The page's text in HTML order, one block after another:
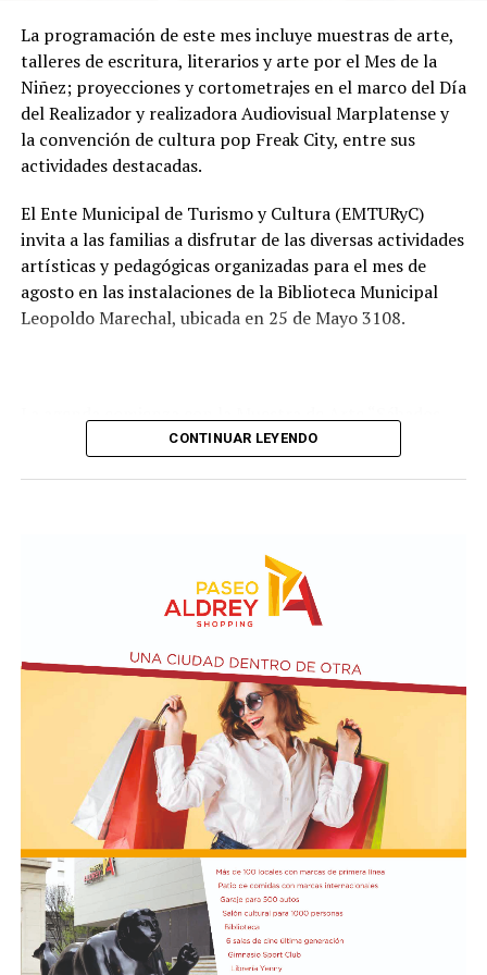
mejorar las condiciones de higiene y salubridad para los
vecinos.
Tras la apertura de sobres, el expediente continuará su
recorrido administrativo con la intervención de la
Comisión de Estudio de Ofertas y Adjudicación, que
tendrá a su cargo la evaluación de las propuestas
obra.
La programación de este mes incluye muestras de arte,
talleres de escritura, literarios y arte por el Mes de la
Niñez; proyecciones y cortometrajes en el marco del Día
del Realizador y realizadora Audiovisual Marplatense y
la convención de cultura pop Freak City, entre sus
actividades destacadas.
El Ente Municipal de Turismo y Cultura (EMTURyC)
invita a las familias a disfrutar de las diversas actividades
artísticas y pedagógicas organizadas para el mes de
agosto en las instalaciones de la Biblioteca Municipal
Leopoldo Marechal, ubicada en 25 de Mayo 3108.
Culturales”, a cargo del grupo Cul Mardel, que se podrá
visitar del 3 al 14 de agosto de manera gratuita.
10 a 12 en la Biblioteca de Autores Marplatenses,
ubicada en el primer piso del edificio.
En relación al Ciclo Mes de la Niñez, este viernes 7 de
agosto a las 17:30 se presentarán “Los cuentos de
Charo” y la narración de poesías populares infantiles a
cargo de María del Rosario Gerez Martínez.
En tanto, el viernes 21 a las 17:30 se desarrollará “El
Cerebro Mágico: construyendo preguntas, respuestas y
circuitos”, a cargo de María Paula Algote. Se trata de un
taller práctico de arte, ciencia y tecnología en el que al
finalizar cada participante se lleva su propia creación
terminada. Es una actividad arancelada (incluye
CONTINUAR LEYENDO